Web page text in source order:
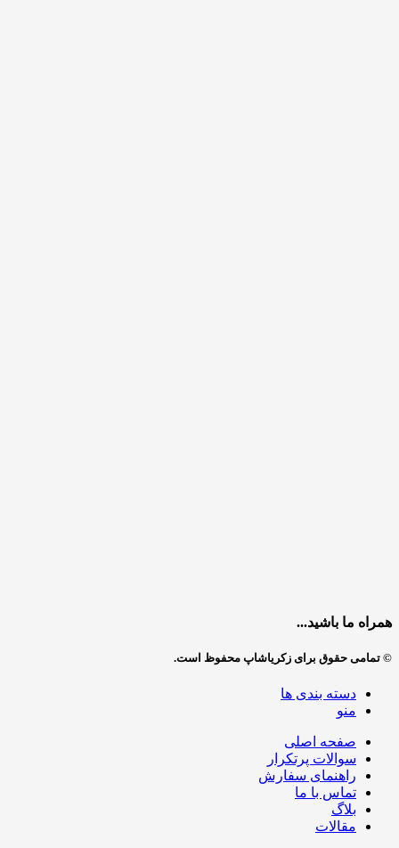
همراه ما باشید...
© تمامی حقوق برای زکریاشاپ محفوظ است.
دسته بندی ها
منو
صفحه اصلی
سوالات پرتکرار
راهنمای سفارش
تماس با ما
بلاگ
مقالات